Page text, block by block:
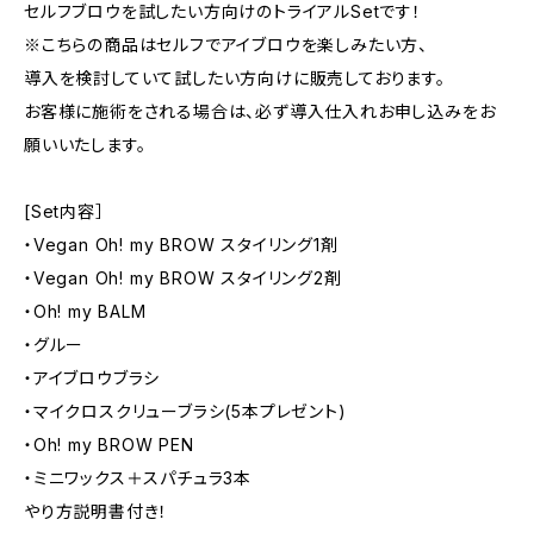
セルフブロウを試したい方向けのトライアルSetです！
※こちらの商品はセルフでアイブロウを楽しみたい方、
導入を検討していて試したい方向けに販売しております。
お客様に施術をされる場合は、必ず導入仕入れお申し込みをお
願いいたします。
[Set内容］
・Vegan Oh! my BROW スタイリング1剤
・Vegan Oh! my BROW スタイリング2剤
・Oh! my BALM
・グルー
・アイブロウブラシ
・マイクロスクリューブラシ(5本プレゼント)
・Oh! my BROW PEN
・ミニワックス＋スパチュラ3本
やり方説明書付き！